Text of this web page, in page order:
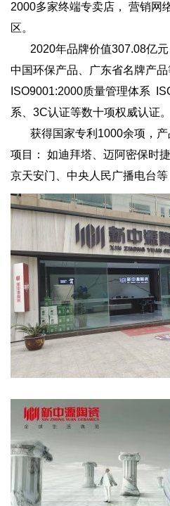
2000多家终端专卖店， 营销网
区。
2020年品牌价值307.08亿元
中国环保产品、广东省名牌产
ISO9001:2000质量管理体系
系、3C认证等数十项权威认证。
获得国家专利1000余项，产
项目： 如迪拜塔、迈阿密保时
京天安门、中央人民广播电台等